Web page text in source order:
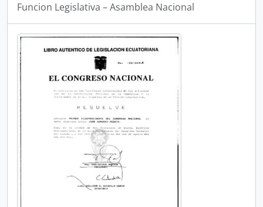
Funcion Legislativa – Asamblea Nacional